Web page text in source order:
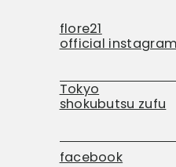
flore21
official instagram
Tokyo
shokubutsu zufu
facebook